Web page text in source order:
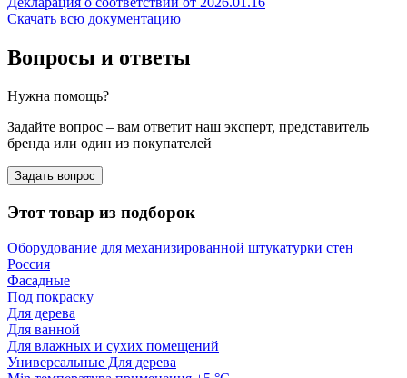
Скачать всю документацию
Вопросы и ответы
Нужна помощь?
Задайте вопрос – вам ответит наш эксперт, представитель
бренда или один из покупателей
Задать вопрос
Этот товар из подборок
Оборудование для механизированной штукатурки стен
Россия
Фасадные
Под покраску
Для дерева
Для ванной
Для влажных и сухих помещений
Универсальные Для дерева